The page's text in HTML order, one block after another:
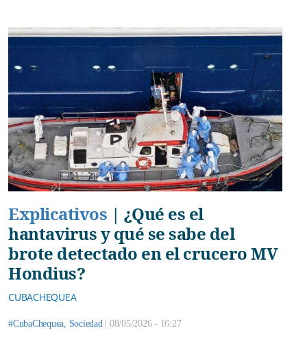
Explicativos | ¿Qué es el
hantavirus y qué se sabe del
brote detectado en el crucero MV
Hondius?
CUBACHEQUEA
#CubaChequea Sociedad | 08/05/2026 - 16:27